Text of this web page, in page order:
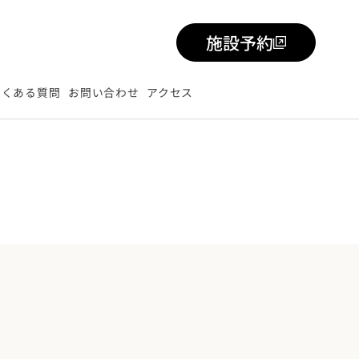
施設予約
ある質問 お問い合わせ アクセス